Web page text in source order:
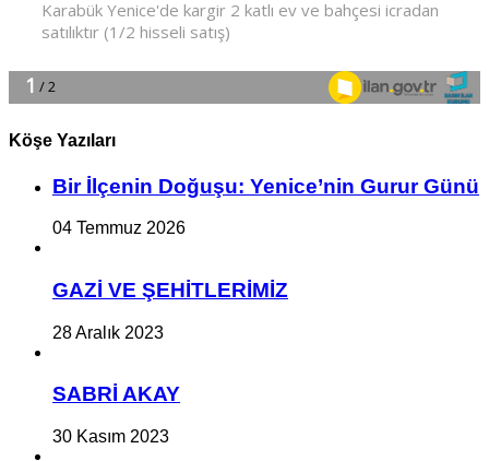
Köşe Yazıları
Bir İlçe­nin Do­ğu­şu: Ye­ni­ce’nin Gurur Günü
04 Temmuz 2026
GAZİ VE ŞEHİTLERİMİZ
28 Aralık 2023
SABRİ AKAY
30 Kasım 2023